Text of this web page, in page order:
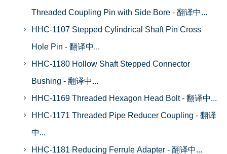
Threaded Coupling Pin with Side Bore - 翻译中...
HHC-1107 Stepped Cylindrical Shaft Pin Cross
Hole Pin - 翻译中...
HHC-1180 Hollow Shaft Stepped Connector
Bushing - 翻译中...
HHC-1169 Threaded Hexagon Head Bolt - 翻译中...
HHC-1171 Threaded Pipe Reducer Coupling - 翻译
中...
HHC-1181 Reducing Ferrule Adapter - 翻译中...